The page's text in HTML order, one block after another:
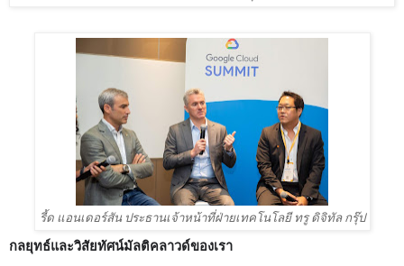
รี้ด แอนเดอร์สัน ประธานเจ้าหน้าที่ฝ่ายเทคโนโลยี ทรู ดิจิทัล กรุ๊ป
กลยุทธ์และวิสัยทัศน์มัลติคลาวด์ของเรา